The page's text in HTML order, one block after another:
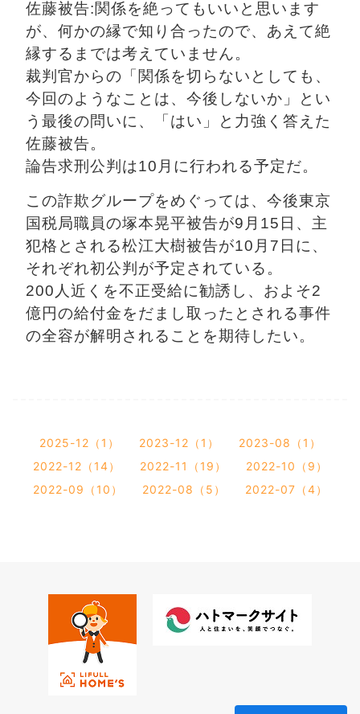
佐藤被告:関係を絶ってもいいと思います
が、何かの縁で知り合ったので、あえて絶
縁するまでは考えていません。
裁判官からの「関係を切らないとしても、
今回のようなことは、今後しないか」とい
う最後の問いに、「はい」と力強く答えた
佐藤被告。
論告求刑公判は10月に行われる予定だ。
この詐欺グループをめぐっては、今後東京
国税局職員の塚本晃平被告が9月15日、主
犯格とされる松江大樹被告が10月7日に、
それぞれ初公判が予定されている。
200人近くを不正受給に勧誘し、およそ2
億円の給付金をだまし取ったとされる事件
の全容が解明されることを期待したい。
2025-12（1） 2023-12（1）
2023-08（1）
2022-12（14）
2022-11（19）
2022-10（9）
2022-09（10）
2022-08（5） 2022-07（4）